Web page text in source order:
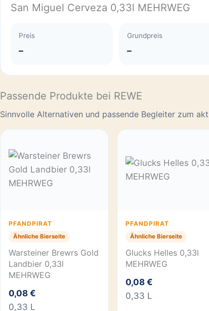
San Miguel Cerveza 0,33l MEHRWEG
Preis
–
Grundpreis
–
Passende Produkte bei REWE
Sinnvolle Alternativen und passende Begleiter zum
PFANDPIRAT
Ähnliche Bierseite
Warsteiner Brewrs Gold
Landbier 0,33l
MEHRWEG
0,08 €
0,33 L
PFANDPIRAT
Ähnliche Bierseite
Glucks Helles 0,33l
MEHRWEG
0,08 €
0,33 L